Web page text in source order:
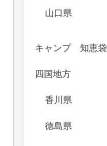
山口県
キャンプ 知恵袋
四国地方
香川県
徳島県